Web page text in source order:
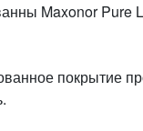
Maxonor Pure
покрытие